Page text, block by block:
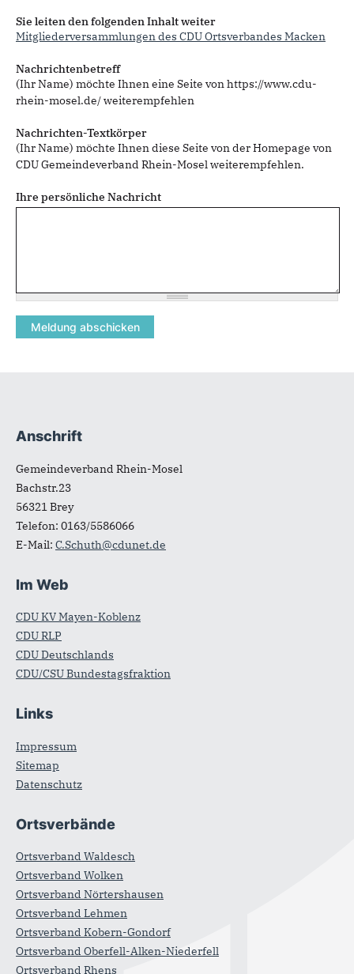
Sie leiten den folgenden Inhalt weiter
Mitgliederversammlungen des CDU Ortsverbandes Macken
Nachrichtenbetreff
(Ihr Name) möchte Ihnen eine Seite von https://www.cdu-
rhein-mosel.de/ weiterempfehlen
Nachrichten-Textkörper
(Ihr Name) möchte Ihnen diese Seite von der Homepage von
CDU Gemeindeverband Rhein-Mosel weiterempfehlen.
Ihre persönliche Nachricht
Fußbereich
Anschrift
Gemeindeverband Rhein-Mosel
Bachstr.23
56321Brey
Telefon: 0163/5586066
E-Mail: C.Schuth@cdunet.de
Im Web
CDU KV Mayen-Koblenz
CDU RLP
CDU Deutschlands
CDU/CSU Bundestagsfraktion
Links
Impressum
Sitemap
Datenschutz
Ortsverbände
Ortsverband Waldesch
Ortsverband Wolken
Ortsverband Nörtershausen
Ortsverband Lehmen
Ortsverband Kobern-Gondorf
Ortsverband Oberfell-Alken-Niederfell
Ortsverband Rhens